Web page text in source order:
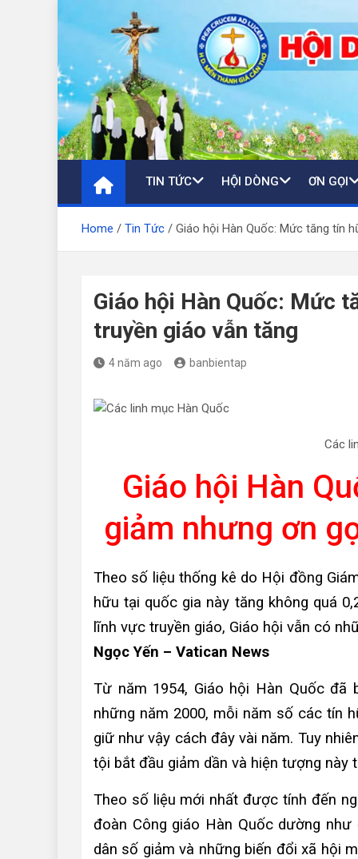
TIN TỨC HỘI DÒNG ƠN GỌI
Home Tin Tức Giáo hội Hàn Quốc: Mức tăng tín
Giáo hội Hàn Quốc: Mức
truyền giáo vẫn tăng
4 năm ago banbientap
Các
Giáo hội Hàn
giảm nhưng ơn
Theo số liệu thống kê do Hội đồng
hữu tại quốc gia này tăng không quá
lĩnh vực truyền giáo, Giáo hội vẫn có
Ngọc Yến – Vatican News
Từ năm 1954, Giáo hội Hàn Quốc
những năm 2000, mỗi năm số các tín
giữ như vậy cách đây vài năm. Tuy
tội bắt đầu giảm dần và hiện tượng này
Theo số liệu mới nhất được tính đến
đoàn Công giáo Hàn Quốc dường
dân số giảm và những biến đổi xã hội